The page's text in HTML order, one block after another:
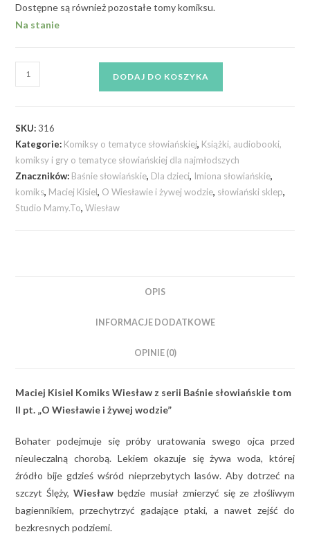
Dostępne są również pozostałe tomy komiksu.
Na stanie
DODAJ DO KOSZYKA
SKU: 316
Kategorie: Komiksy o tematyce słowiańskiej, Książki, audiobooki,
komiksy i gry o tematyce słowiańskiej dla najmłodszych
Znaczników: Baśnie słowiańskie, Dla dzieci, Imiona słowiańskie,
komiks, Maciej Kisiel, O Wiesławie i żywej wodzie, słowiański sklep,
Studio Mamy.To,Wiesław
OPIS
INFORMACJE DODATKOWE
OPINIE (0)
Maciej Kisiel Komiks Wiesław z serii Baśnie słowiańskie tom
II pt. „O Wiesławie i żywej wodzie”
Bohater podejmuje się próby uratowania swego ojca przed
nieuleczalną chorobą. Lekiem okazuje się żywa woda, której
źródło bije gdzieś wśród nieprzebytych lasów. Aby dotrzeć na
szczyt Ślęży,Wiesław będzie musiał zmierzyć się ze złośliwym
bagiennikiem, przechytrzyć gadające ptaki, a nawet zejść do
bezkresnych podziemi.